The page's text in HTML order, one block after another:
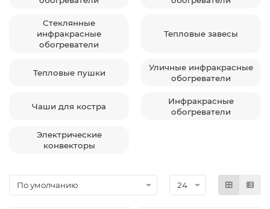
Стеклянные
инфракрасные
обогреватели
Тепловые завесы
Тепловые пушки
Уличные инфракрасные
обогреватели
Чаши для костра
Инфракрасные
обогреватели
Электрические
конвекторы